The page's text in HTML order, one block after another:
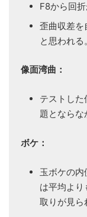
F8から回折
歪曲収差を
と思われる。
像面湾曲：
テストし
題とならな
ボケ：
玉ボケの
は平均よ
取りが見ら